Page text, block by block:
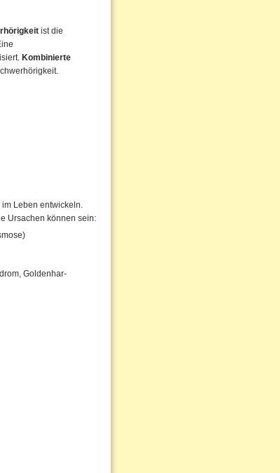
ist die
Kombinierte
Leben entwickeln.
Ursachen können sein:
Goldenhar-